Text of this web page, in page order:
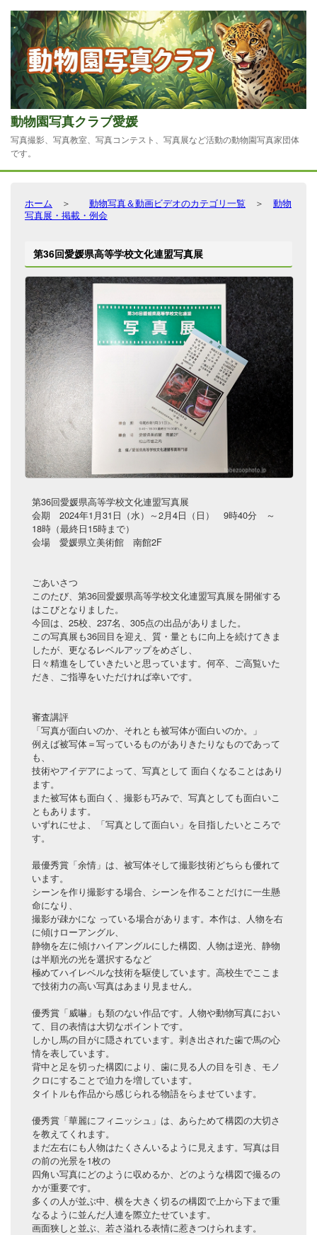
動物園写真クラブ愛媛
写真撮影、写真教室、写真コンテスト、写真展など活動の動物園写真家団体
です。
ホーム ＞ 動物写真＆動画ビデオのカテゴリ一覧 ＞ 動物
写真展・掲載・例会
第36回愛媛県高等学校文化連盟写真展
第36回愛媛県高等学校文化連盟写真展
会期 2024年1月31日（水）～2月4日（日） 9時40分 ～
18時（最終日15時まで）
会場 愛媛県立美術館 南館2F
ごあいさつ
このたび、第36回愛媛県高等学校文化連盟写真展を開催する
はこびとなりました。
今回は、25校、237名、305点の出品がありました。
この写真展も36回目を迎え、質・量ともに向上を続けてきま
したが、更なるレベルアップをめざし、
日々精進をしていきたいと思っています。何卒、ご高覧いた
だき、ご指導をいただければ幸いです。
審査講評
「写真が面白いのか、それとも被写体が面白いのか。」
例えば被写体＝写っているものがありきたりなものであって
も、
技術やアイデアによって、写真として 面白くなることはあり
ます。
また被写体も面白く、撮影も巧みで、写真としても面白いこ
ともあります。
いずれにせよ、「写真として面白い」を目指したいところで
す。
最優秀賞「余情」は、被写体そして撮影技術どちらも優れて
います。
シーンを作り撮影する場合、シーンを作ることだけに一生懸
命になり、
撮影が疎かにな っている場合があります。本作は、人物を右
に傾けローアングル、
静物を左に傾けハイアングルにした構図、人物は逆光、静物
は半順光の光を選択するなど
極めてハイレベルな技術を駆使しています。高校生でここま
で技術力の高い写真はあまり見ません。
優秀賞「威嚇」も類のない作品です。人物や動物写真におい
て、目の表情は大切なポイントです。
しかし馬の目がに隠されています。剥き出された歯で馬の心
情を表しています。
背中と足を切った構図により、歯に見る人の目を引き、モノ
クロにすることで迫力を増しています。
タイトルも作品から感じられる物語をらませています。
優秀賞「華麗にフィニッシュ」は、あらためて構図の大切さ
を教えてくれます。
まだ左右にも人物はたくさんいるように見えます。写真は目
の前の光景を1枚の
四角い写真にどのように収めるか、どのような構図で撮るの
かが重要です。
多くの人が並ぶ中、横を大きく切るの構図で上から下まで重
なるように並んだ人連を際立たせています。
画面狭しと並ぶ、若さ溢れる表情に惹きつけられます。